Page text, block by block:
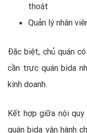
thoát
Quản lý nhân
Đặc biệt, chủ quán
cần trực quán bida
kinh doanh.
Kết hợp giữa nội quy
quán bida vận hành